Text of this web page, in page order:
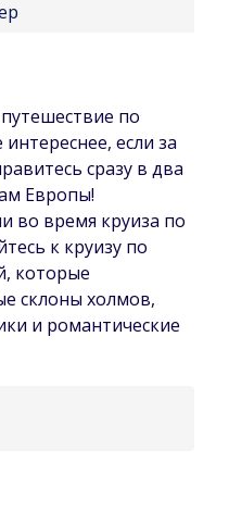
по
если за
сразу в два
Европы!
во время круиза по
к круизу по
которые
склоны холмов,
и романтические